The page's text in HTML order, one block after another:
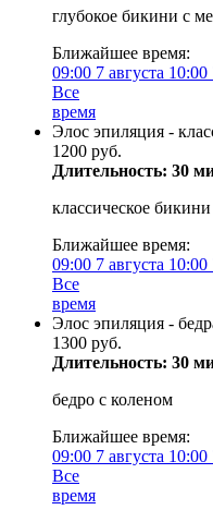
глубокое бикини с
Ближайшее время:
09:00 7 августа 10:00
Все
время
Элос эпиляция -
1200 руб.
Длительность: 30
классическое бикини
Ближайшее время:
09:00 7 августа 10:00
Все
время
Элос эпиляция -
1300 руб.
Длительность: 30
бедро с коленом
Ближайшее время:
09:00 7 августа 10:00
Все
время